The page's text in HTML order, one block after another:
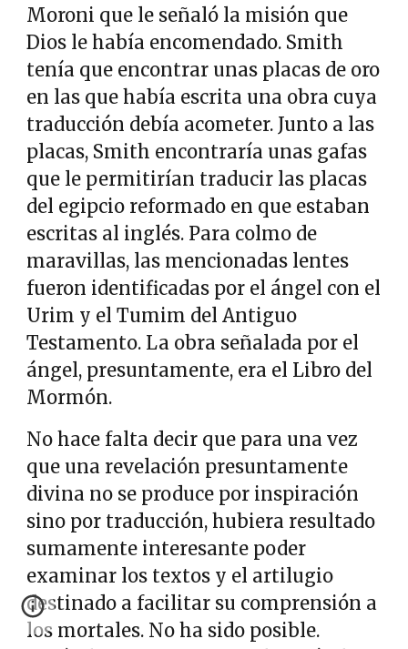
Moroni que le señaló la misión que
Dios le había encomendado. Smith
tenía que encontrar unas placas de oro
en las que había escrita una obra cuya
traducción debía acometer. Junto a las
placas, Smith encontraría unas gafas
que le permitirían traducir las placas
del egipcio reformado en que estaban
escritas al inglés. Para colmo de
maravillas, las mencionadas lentes
fueron identificadas por el ángel con el
Urim y el Tumim del Antiguo
Testamento. La obra señalada por el
ángel, presuntamente, era el Libro del
Mormón.
No hace falta decir que para una vez
que una revelación presuntamente
divina no se produce por inspiración
sino por traducción, hubiera resultado
sumamente interesante poder
examinar los textos y el artilugio
destinado a facilitar su comprensión a
los mortales. No ha sido posible.